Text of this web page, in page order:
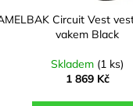
Circuit Vest
vakem Black
Skladem (1 ks)
1 869 Kč